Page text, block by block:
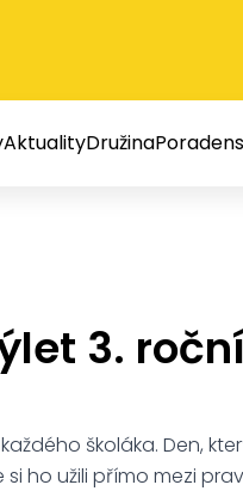
AktualityDružina
3.
školáka. Den,
ho užili přímo mezi